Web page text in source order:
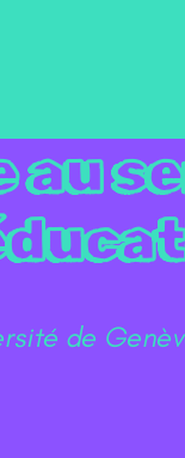
au
de